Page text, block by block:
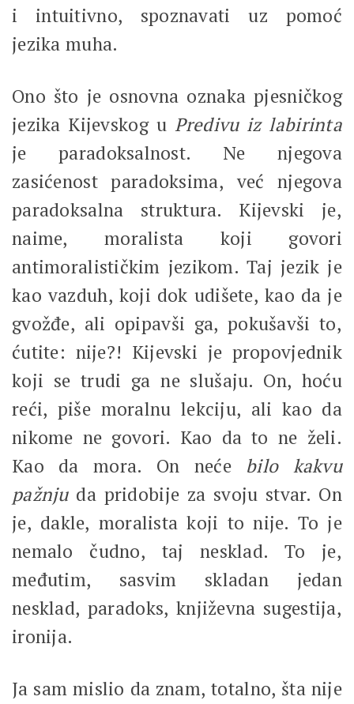
i intuitivno, spoznavati uz pomoć
jezika muha.
Ono što je osnovna oznaka pjesničkog
jezika Kijevskog u Predivu iz labirinta
je paradoksalnost. Ne njegova
zasićenost paradoksima, već njegova
paradoksalna struktura. Kijevski je,
naime, moralista koji govori
antimoralističkim jezikom. Taj jezik je
kao vazduh, koji dok udišete, kao da je
gvožđe, ali opipavši ga, pokušavši to,
ćutite: nije?! Kijevski je propovjednik
koji se trudi ga ne slušaju. On, hoću
reći, piše moralnu lekciju, ali kao da
nikome ne govori. Kao da to ne želi.
Kao da mora. On neće bilo kakvu
pažnju da pridobije za svoju stvar. On
je, dakle, moralista koji to nije. To je
nemalo čudno, taj nesklad. To je,
međutim, sasvim skladan jedan
nesklad, paradoks, književna sugestija,
ironija.
Ja sam mislio da znam, totalno, šta nije